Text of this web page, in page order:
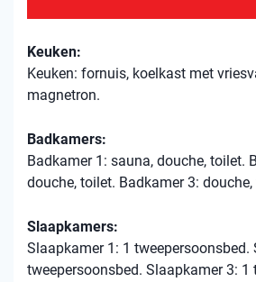
Keuken:
Keuken: fornuis, koelkast met
magnetron.
Badkamers:
Badkamer 1: sauna, douche, toilet.
douche, toilet. Badkamer 3:
Slaapkamers:
Slaapkamer 1: 1 tweepersoonsbed.
tweepersoonsbed. Slaapkamer 3: 1